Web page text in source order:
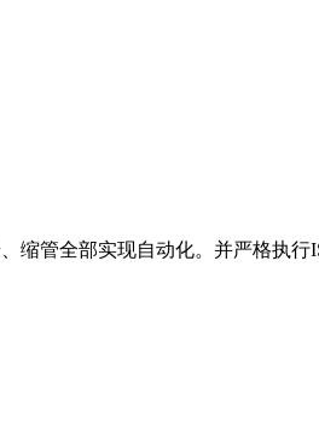
管全部实现自动化。并严格执行